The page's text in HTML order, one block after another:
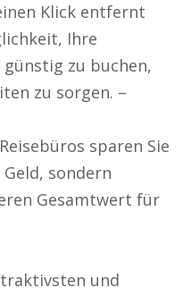
Klick entfernt
Ihre
zu buchen,
zu sorgen. –
sparen Sie
sondern
Gesamtwert für
und